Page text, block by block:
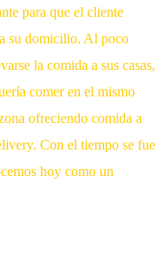
para que el cliente
su domicilio. Al poco
la comida a sus casas,
comer en el mismo
ofreciendo comida a
Con el tiempo se fue
hoy como un